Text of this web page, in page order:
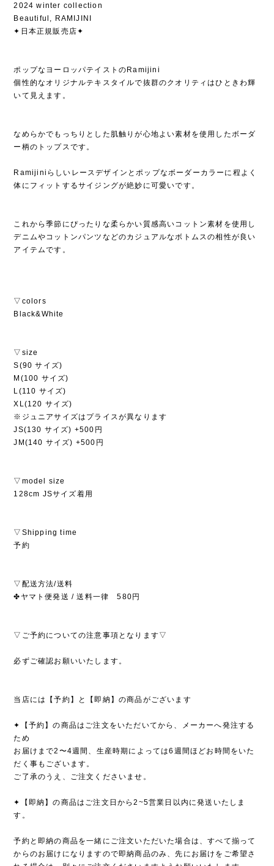
2024 winter collection
Beautiful, RAMIJINI
✦日本正規販売店✦
ポップなヨーロッパテイストのRamijini
個性的なオリジナルテキスタイルで抜群のクオリティはひときわ輝
いて見えます。
なめらかでもっちりとした肌触りが心地よい素材を使用したボーダ
ー柄のトップスです。
Ramijiniらしいレースデザインとポップなボーダーカラーに程よく
体にフィットするサイジングが絶妙に可愛いです。
これから季節にぴったりな柔らかい質感高いコットン素材を使用し
デニムやコットンパンツなどのカジュアルなボトムスの相性が良い
アイテムです。
▽colors
Black&White
▽size
S(90 サイズ)
M(100 サイズ)
L(110 サイズ)
XL(120 サイズ)
※ジュニアサイズはプライスが異なります
JS(130 サイズ) +500円
JM(140 サイズ) +500円
▽model size
128cm JSサイズ着用
▽Shipping time
予約
▽配送方法/送料
✤ヤマト便発送 / 送料一律 580円
▽ご予約についての注意事項となります▽
必ずご確認お願いいたします。
当店には【予約】と【即納】の商品がございます
✦【予約】の商品はご注文をいただいてから、メーカーへ発注する
ため
お届けまで2〜4週間、生産時期によっては6週間ほどお時間をいた
だく事もございます。
ご了承のうえ、ご注文くださいませ。
✦【即納】の商品はご注文日から2~5営業日以内に発送いたしま
す。
予約と即納の商品を一緒にご注文いただいた場合は、すべて揃って
からのお届けになりますので即納商品のみ、先にお届けをご希望さ